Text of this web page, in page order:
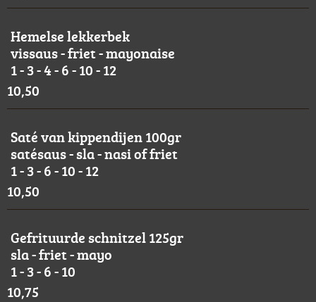
Hemelse lekkerbek
vissaus - friet - mayonaise
1 - 3 - 4 - 6 - 10 - 12
10,50
Saté van kippendijen 100gr
satésaus - sla - nasi of friet
1 - 3 - 6 - 10 - 12
10,50
Gefrituurde schnitzel 125gr
sla - friet - mayo
1 - 3 - 6 - 10
10,75